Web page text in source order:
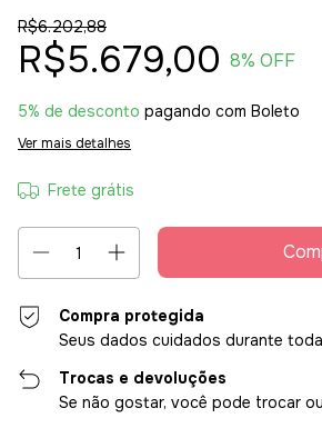
R$6.202,88
R$5.679,00 8% OFF
5% de desconto pagando com Boleto
Ver mais detalhes
Frete grátis
Compra protegida
Seus dados cuidados durante
Trocas e devoluções
Se não gostar, você pode trocar